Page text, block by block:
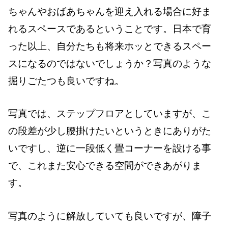
ちゃんやおばあちゃんを迎え入れる場合に好ま
れるスペースであるということです。日本で育
った以上、自分たちも将来ホッとできるスペー
スになるのではないでしょうか？写真のような
掘りごたつも良いですね。
写真では、ステップフロアとしていますが、こ
の段差が少し腰掛けたいというときにありがた
いですし、逆に一段低く畳コーナーを設ける事
で、これまた安心できる空間ができあがりま
す。
写真のように解放していても良いですが、障子